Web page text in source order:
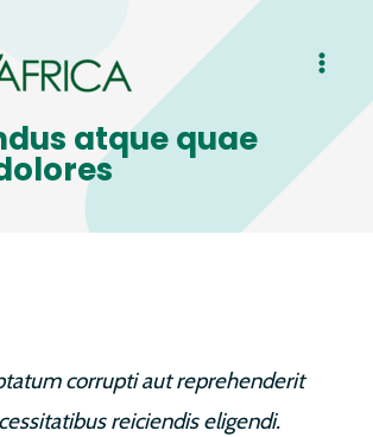
atque quae
corrupti aut reprehenderit
reiciendis eligendi.